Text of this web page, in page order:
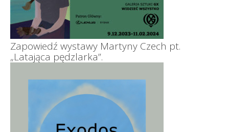
Zapowiedź wystawy Martyny Czech pt.
„Latająca pędzlarka”.